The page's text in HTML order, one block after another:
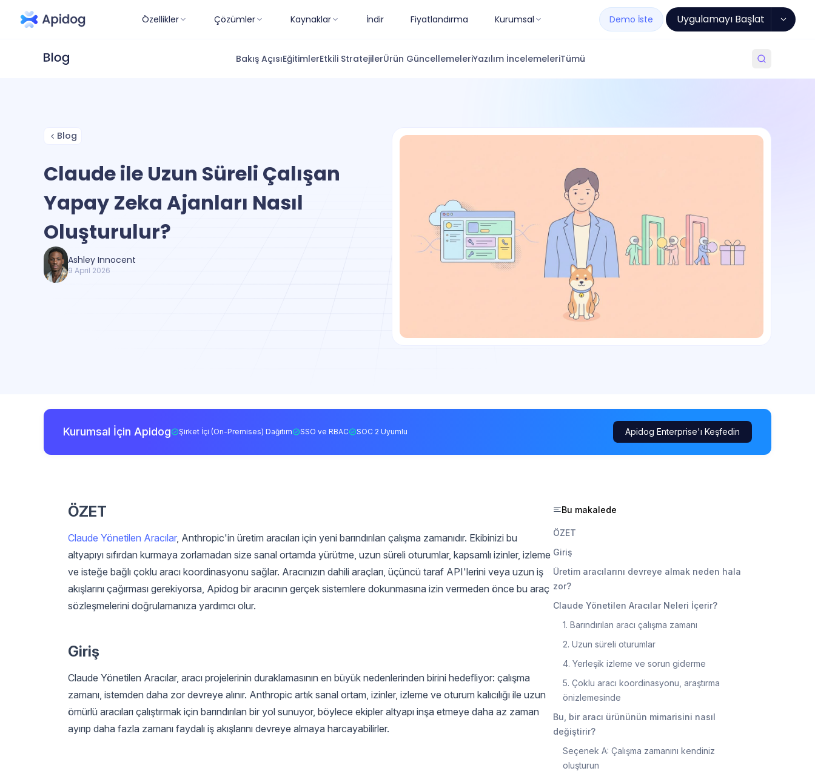
Özellikler Çözümler Kaynaklar İndir Fiyatlandırma Kurumsal Demo İste Uygulamayı Başlat
Bakış AçısıEğitimlerEtkili StratejilerÜrün GüncellemeleriYazılım İncelemeleriTümü
Blog
Claude ile Uzun Süreli Çalışan
Yapay Zeka Ajanları Nasıl
Oluşturulur?
Ashley Innocent
9 April 2026
Kurumsal İçin Apidog Şirket İçi (On-Premises) Dağıtım SSO ve RBAC SOC 2 Uyumlu Apidog Enterprise'ı Keşfedin
ÖZET
Claude Yönetilen Aracılar, Anthropic'in üretim aracıları için yeni barındırılan çalışma zamanıdır. Ekibinizi bu
altyapıyı sıfırdan kurmaya zorlamadan size sanal ortamda yürütme, uzun süreli oturumlar, kapsamlı izinler, izleme
ve isteğe bağlı çoklu aracı koordinasyonu sağlar. Aracınızın dahili araçları, üçüncü taraf API'lerini veya uzun iş
akışlarını çağırması gerekiyorsa, Apidog bir aracının gerçek sistemlere dokunmasına izin vermeden önce bu araç
sözleşmelerini doğrulamanıza yardımcı olur.
Giriş
Claude Yönetilen Aracılar, aracı projelerinin duraklamasının en büyük nedenlerinden birini hedefliyor: çalışma
zamanı, istemden daha zor devreye alınır. Anthropic artık sanal ortam, izinler, izleme ve oturum kalıcılığı ile uzun
ömürlü aracıları çalıştırmak için barındırılan bir yol sunuyor, böylece ekipler altyapı inşa etmeye daha az zaman
ayırıp daha fazla zamanı faydalı iş akışlarını devreye almaya harcayabilirler.
Bu makalede
ÖZET
Giriş
Üretim aracılarını devreye almak neden hala
zor?
Claude Yönetilen Aracılar Neleri İçerir?
1. Barındırılan aracı çalışma zamanı
2. Uzun süreli oturumlar
4. Yerleşik izleme ve sorun giderme
5. Çoklu aracı koordinasyonu, araştırma
önizlemesinde
Bu, bir aracı ürününün mimarisini nasıl
değiştirir?
Seçenek A: Çalışma zamanını kendiniz
oluşturun